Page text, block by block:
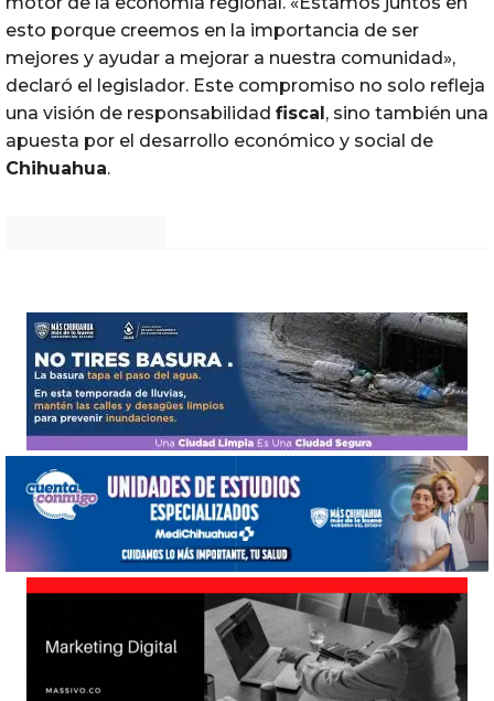
esto porque creemos en la importancia de ser
mejores y ayudar a mejorar a nuestra comunidad»,
declaró el legislador. Este compromiso no solo refleja
una visión de responsabilidad fiscal, sino también una
apuesta por el desarrollo económico y social de
Chihuahua.